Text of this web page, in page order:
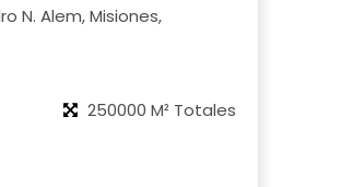
N. Alem, Misiones,
250000 M² Totales